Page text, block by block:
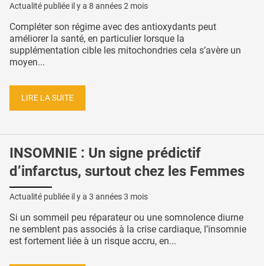
Actualité publiée il y a 8 années 2 mois
Compléter son régime avec des antioxydants peut
améliorer la santé, en particulier lorsque la
supplémentation cible les mitochondries cela s’avère un
moyen...
LIRE LA SUITE
INSOMNIE : Un signe prédictif
d’infarctus, surtout chez les Femmes
Actualité publiée il y a 3 années 3 mois
Si un sommeil peu réparateur ou une somnolence diurne
ne semblent pas associés à la crise cardiaque, l’insomnie
est fortement liée à un risque accru, en...